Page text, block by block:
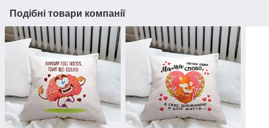
Подібні товари компанії